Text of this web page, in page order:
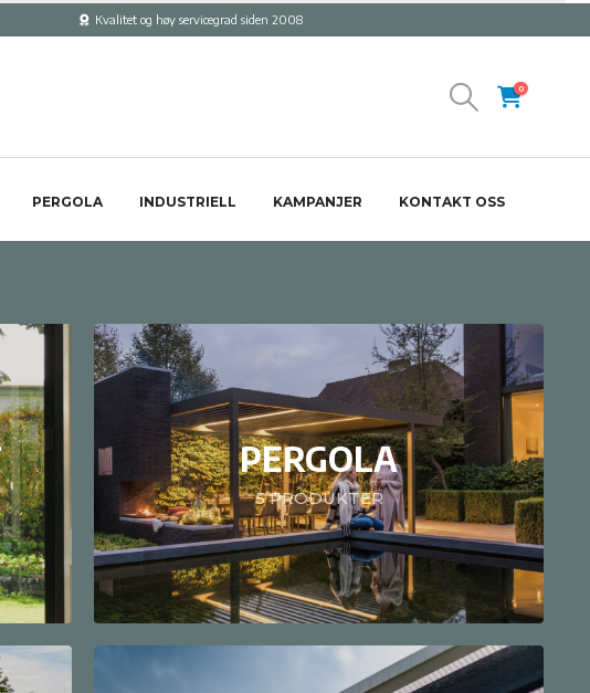
Kvalitet og høy servicegrad siden 2008
0
PERGOLA INDUSTRIELL KAMPANJER KONTAKT OSS
PERGOLA
5PRODUKTER